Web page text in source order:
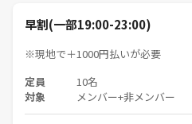
早割(一部19:00-23:00)
※現地で＋1000円払いが必要
定員 10名
対象 メンバー+非メンバー